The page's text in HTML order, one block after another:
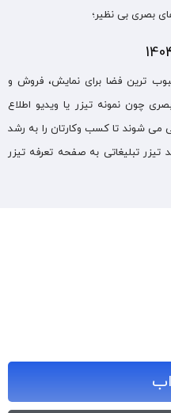
بصری بی ‌نظیر؛
ترین فضا برای نمایش، فروش و
چون نمونه تیزر یا ویدیو اطلاع‌
می شوند تا کسب وکارتان را به رشد
تبلیغاتی به صفحه تعرفه تیزر